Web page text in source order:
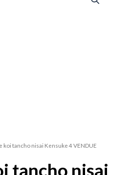
koi tancho nisai Kensuke 4 VENDUE
tancho nisai